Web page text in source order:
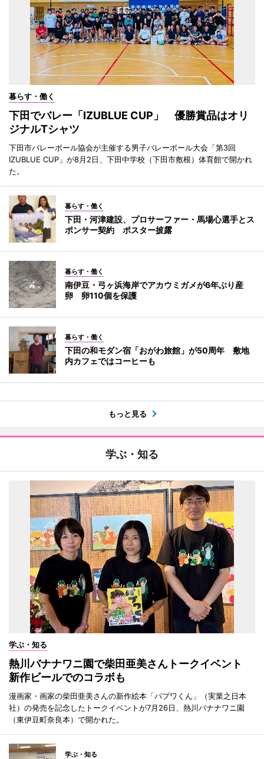
暮らす・働く
下田でバレー「IZUBLUE CUP」 優勝賞品はオリ
ジナルTシャツ
下田市バレーボール協会が主催する男子バレーボール大会「第3回
IZUBLUE CUP」が8月2日、下田中学校（下田市敷根）体育館で開かれ
た。
暮らす・働く
下田・河津建設、プロサーファー・馬場心選手とス
ポンサー契約 ポスター披露
暮らす・働く
南伊豆・弓ヶ浜海岸でアカウミガメが6年ぶり産
卵 卵110個を保護
暮らす・働く
下田の和モダン宿「おがわ旅館」が50周年 敷地
内カフェではコーヒーも
もっと見る
学ぶ・知る
学ぶ・知る
熱川バナナワニ園で柴田亜美さんトークイベント
新作ビールでのコラボも
漫画家・画家の柴田亜美さんの新作絵本「パプワくん」（実業之日本
社）の発売を記念したトークイベントが7月26日、熱川バナナワニ園
（東伊豆町奈良本）で開かれた。
学ぶ・知る